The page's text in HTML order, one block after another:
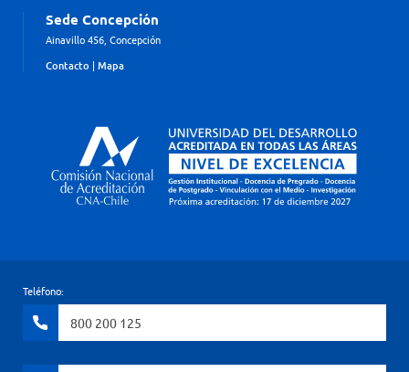
Sede Concepción
Ainavillo 456, Concepción
Contacto | Mapa
Teléfono:
800 200 125